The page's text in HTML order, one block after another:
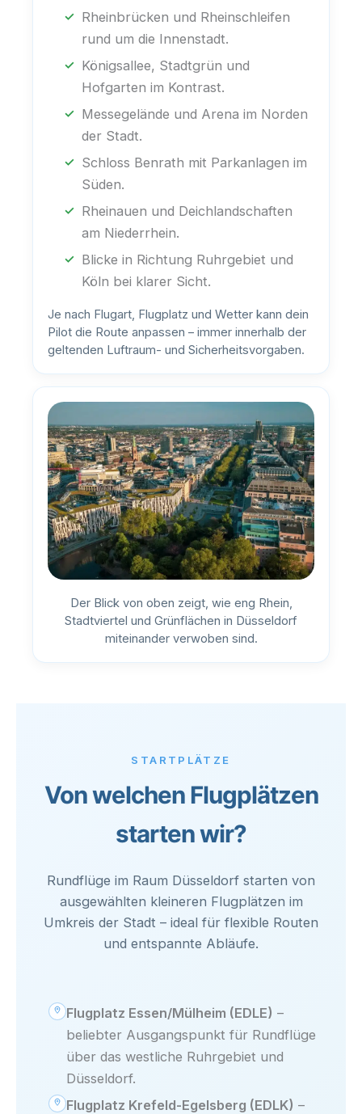
Rheinbrücken und Rheinschleifen
rund um die Innenstadt.
Königsallee, Stadtgrün und
Hofgarten im Kontrast.
Messegelände und Arena im Norden
der Stadt.
Schloss Benrath mit Parkanlagen im
Süden.
Rheinauen und Deichlandschaften
am Niederrhein.
Blicke in Richtung Ruhrgebiet und
Köln bei klarer Sicht.
Je nach Flugart, Flugplatz und Wetter kann dein
Pilot die Route anpassen – immer innerhalb der
geltenden Luftraum- und Sicherheitsvorgaben.
Der Blick von oben zeigt, wie eng Rhein,
Stadtviertel und Grünflächen in Düsseldorf
miteinander verwoben sind.
STARTPLÄTZE
Von welchen Flugplätzen
starten wir?
Rundflüge im Raum Düsseldorf starten von
ausgewählten kleineren Flugplätzen im
Umkreis der Stadt – ideal für flexible Routen
und entspannte Abläufe.
Flugplatz Essen/Mülheim (EDLE) –
beliebter Ausgangspunkt für Rundflüge
über das westliche Ruhrgebiet und
Düsseldorf.
Flugplatz Krefeld-Egelsberg (EDLK) –